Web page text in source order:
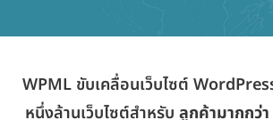
WPML ขับเคลื่อนเว็บไซต์
หนึ่งล้านเว็บไซต์สำหรับ ลูกค้ามากกว่